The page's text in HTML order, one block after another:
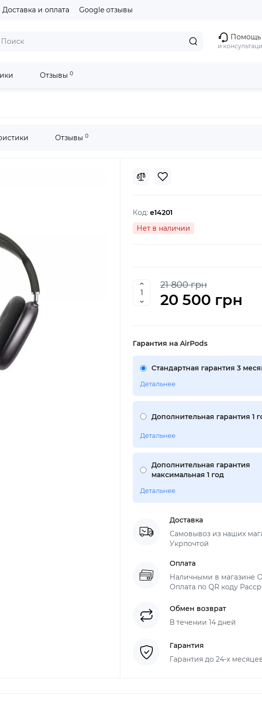
Доставка и оплата Google отзывы
Помощь
и
Отзывы 0
AirPods Max Space Gray
Отзывы 0
Код: e14201
Нет в наличии
21 800 грн
20 500 грн
Гарантия на AirPods
Стандартная гарантия 3
Детальнее
Дополнительная гарантия 1
Детальнее
Дополнительная гарантия
максимальная 1 год
Детальнее
Доставка
Самовывоз из наших
Укрпочтой
Оплата
Наличными в магазине
Оплата по QR коду
Обмен возврат
В течении 14 дней
Гарантия
Гарантия до 24-х